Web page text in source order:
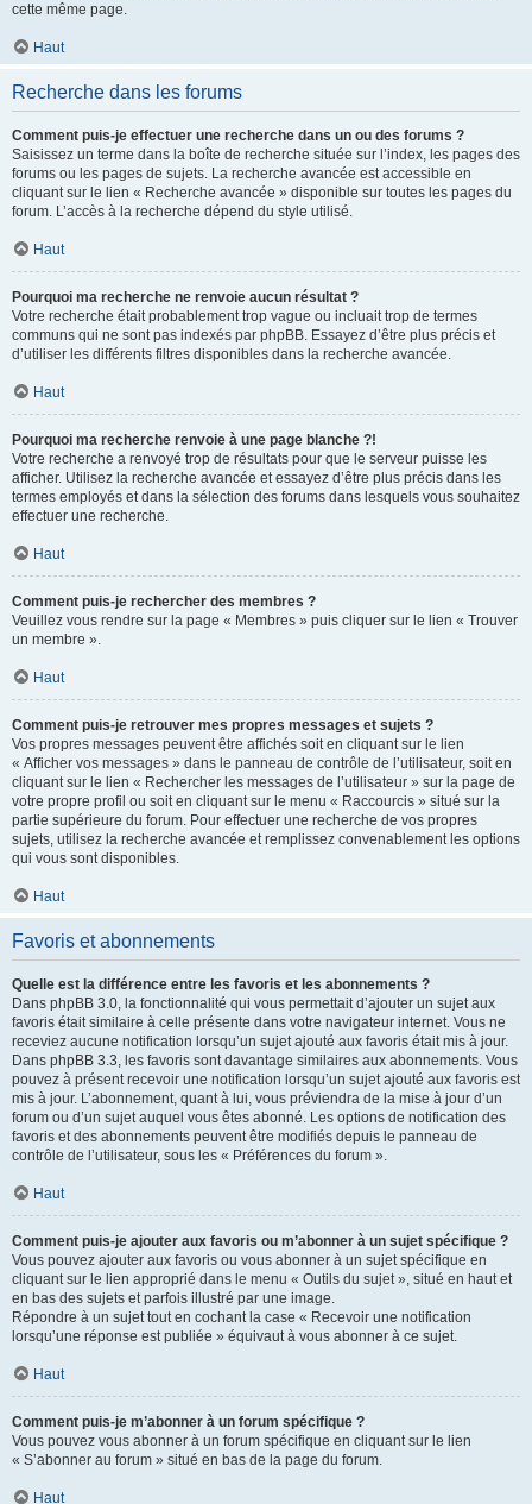
cette même page.
Haut
Recherche dans les forums
Comment puis-je effectuer une recherche dans un ou des forums ?
Saisissez un terme dans la boîte de recherche située sur l’index, les pages des
forums ou les pages de sujets. La recherche avancée est accessible en
cliquant sur le lien « Recherche avancée » disponible sur toutes les pages du
forum. L’accès à la recherche dépend du style utilisé.
Haut
Pourquoi ma recherche ne renvoie aucun résultat ?
Votre recherche était probablement trop vague ou incluait trop de termes
communs qui ne sont pas indexés par phpBB. Essayez d’être plus précis et
d’utiliser les différents filtres disponibles dans la recherche avancée.
Haut
Pourquoi ma recherche renvoie à une page blanche ?!
Votre recherche a renvoyé trop de résultats pour que le serveur puisse les
afficher. Utilisez la recherche avancée et essayez d’être plus précis dans les
termes employés et dans la sélection des forums dans lesquels vous souhaitez
effectuer une recherche.
Haut
Comment puis-je rechercher des membres ?
Veuillez vous rendre sur la page « Membres » puis cliquer sur le lien « Trouver
un membre ».
Haut
Comment puis-je retrouver mes propres messages et sujets ?
Vos propres messages peuvent être affichés soit en cliquant sur le lien
« Afficher vos messages » dans le panneau de contrôle de l’utilisateur, soit en
cliquant sur le lien « Rechercher les messages de l’utilisateur » sur la page de
votre propre profil ou soit en cliquant sur le menu « Raccourcis » situé sur la
partie supérieure du forum. Pour effectuer une recherche de vos propres
sujets, utilisez la recherche avancée et remplissez convenablement les options
qui vous sont disponibles.
Haut
Favoris et abonnements
Quelle est la différence entre les favoris et les abonnements ?
Dans phpBB 3.0, la fonctionnalité qui vous permettait d’ajouter un sujet aux
favoris était similaire à celle présente dans votre navigateur internet. Vous ne
receviez aucune notification lorsqu’un sujet ajouté aux favoris était mis à jour.
Dans phpBB 3.3, les favoris sont davantage similaires aux abonnements. Vous
pouvez à présent recevoir une notification lorsqu’un sujet ajouté aux favoris est
mis à jour. L’abonnement, quant à lui, vous préviendra de la mise à jour d’un
forum ou d’un sujet auquel vous êtes abonné. Les options de notification des
favoris et des abonnements peuvent être modifiés depuis le panneau de
contrôle de l’utilisateur, sous les « Préférences du forum ».
Haut
Comment puis-je ajouter aux favoris ou m’abonner à un sujet spécifique ?
Vous pouvez ajouter aux favoris ou vous abonner à un sujet spécifique en
cliquant sur le lien approprié dans le menu « Outils du sujet », situé en haut et
en bas des sujets et parfois illustré par une image.
Répondre à un sujet tout en cochant la case « Recevoir une notification
lorsqu’une réponse est publiée » équivaut à vous abonner à ce sujet.
Haut
Comment puis-je m’abonner à un forum spécifique ?
Vous pouvez vous abonner à un forum spécifique en cliquant sur le lien
« S’abonner au forum » situé en bas de la page du forum.
Haut